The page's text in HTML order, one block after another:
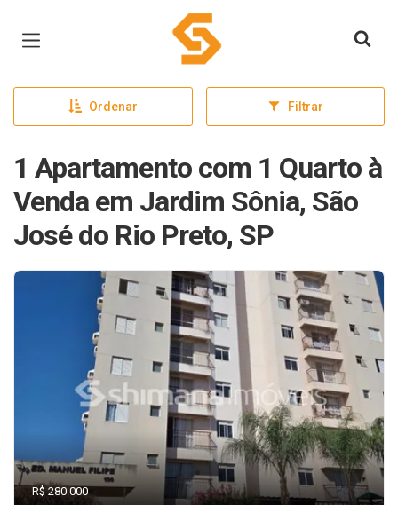
Página inicial
Ordenar Filtrar
1 Apartamento com 1 Quarto à
Venda em Jardim Sônia, São
José do Rio Preto, SP
R$ 280.000